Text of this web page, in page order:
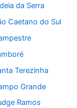
da Serra
Caetano do Sul
Terezinha
Grande
Ramos